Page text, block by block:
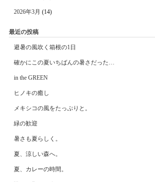
2026年3月 (14)
最近の投稿
避暑の風吹く箱根の1日
確かにこの夏いちばんの暑さだった…
in the GREEN
ヒノキの癒し
メキシコの風をたっぷりと。
緑の歓迎
暑さも夏らしく。
夏、涼しい森へ。
夏、カレーの時間。